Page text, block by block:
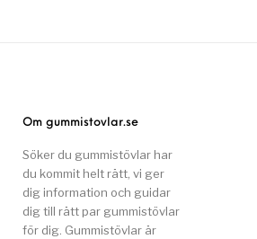
Om gummistovlar.se
Söker du gummistövlar har
du kommit helt rätt, vi ger
dig information och guidar
dig till rätt par gummistövlar
för dig. Gummistövlar är